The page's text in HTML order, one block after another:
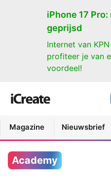
iPhone 17
geprijsd
Internet van
profiteer je van
voordeel!
Magazine Nieuwsbrief
Academy